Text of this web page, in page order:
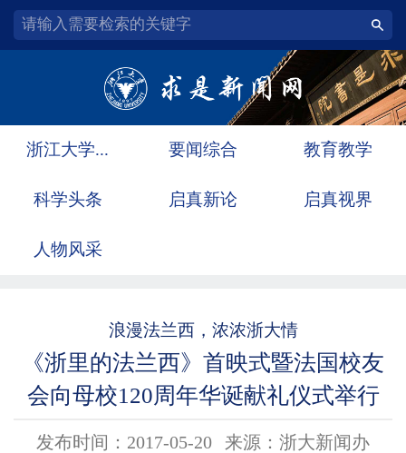
浙江大学... 要闻综合 教育教学
科学头条 启真新论 启真视界
人物风采
浪漫法兰西，浓浓浙大情
《浙里的法兰西》首映式暨法国校友
会向母校120周年华诞献礼仪式举行
发布时间：2017-05-20 来源：浙大新闻办